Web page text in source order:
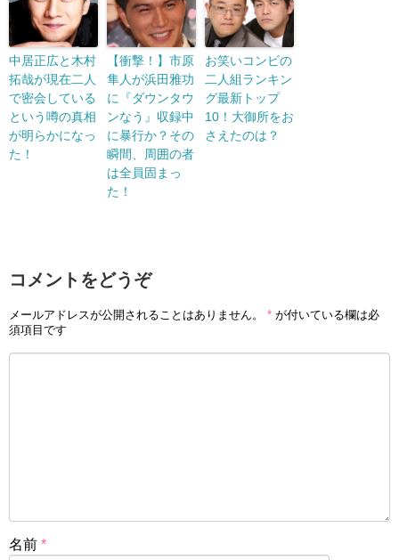
中居正広と木村
拓哉が現在二人
で密会している
という噂の真相
が明らかになっ
た！
【衝撃！】市原
隼人が浜田雅功
に『ダウンタウ
ンなう』収録中
に暴行か？その
瞬間、周囲の者
は全員固まっ
た！
お笑いコンビの
二人組ランキン
グ最新トップ
10！大御所をお
さえたのは？
コメントをどうぞ
メールアドレスが公開されることはありません。 * が付いている欄は必
須項目です
名前 *